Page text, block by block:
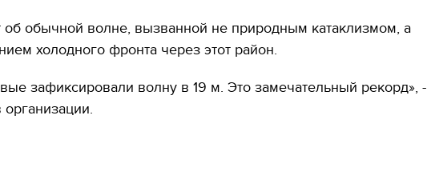
об обычной волне, вызванной не природным катаклизмом, а
холодного фронта через этот район.
зафиксировали волну в 19 м. Это замечательный рекорд», -